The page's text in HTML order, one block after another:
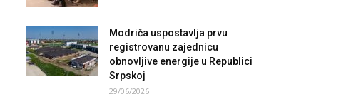
Modriča uspostavlja prvu
registrovanu zajednicu
obnovljive energije u Republici
Srpskoj
29/06/2026